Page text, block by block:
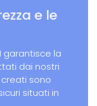
e le
garantisce la
dai nostri
creati sono
situati in